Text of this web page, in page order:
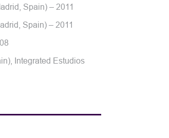
Spain) – 2011
Spain) – 2011
Integrated Estudios